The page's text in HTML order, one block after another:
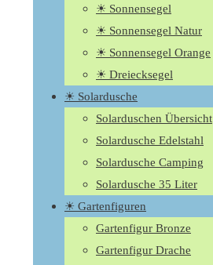
☀ Sonnensegel
☀ Sonnensegel Natur
☀ Sonnensegel Orange
☀ Dreiecksegel
☀ Solardusche
Solarduschen Übersicht
Solardusche Edelstahl
Solardusche Camping
Solardusche 35 Liter
☀ Gartenfiguren
Gartenfigur Bronze
Gartenfigur Drache